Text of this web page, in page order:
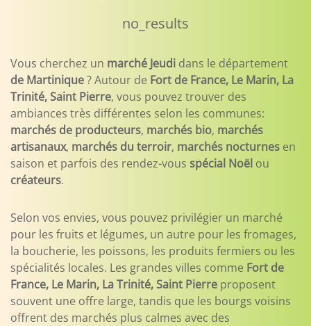
no_results
Vous cherchez un marché Jeudi dans le département
de Martinique? Autour de Fort de France, Le Marin, La
Trinité, Saint Pierre, vous pouvez trouver des
ambiances très différentes selon les communes:
marchés de producteurs, marchés bio, marchés
artisanaux, marchés du terroir, marchés nocturnes en
saison et parfois des rendez-vous spécial Noël ou
créateurs.
Selon vos envies, vous pouvez privilégier un marché
pour les fruits et légumes, un autre pour les fromages,
la boucherie, les poissons, les produits fermiers ou les
spécialités locales. Les grandes villes comme Fort de
France, Le Marin, La Trinité, Saint Pierre proposent
souvent une offre large, tandis que les bourgs voisins
offrent des marchés plus calmes avec des